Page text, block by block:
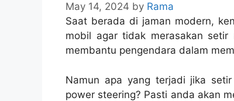
May 14, 2024 by Rama
Saat berada di jaman modern,
mobil agar tidak merasakan
membantu pengendara dalam
Namun apa yang terjadi jika
power steering? Pasti anda akan